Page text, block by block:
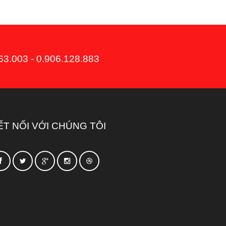
- 0.906.128.883
NỐI VỚI CHÚNG TÔI